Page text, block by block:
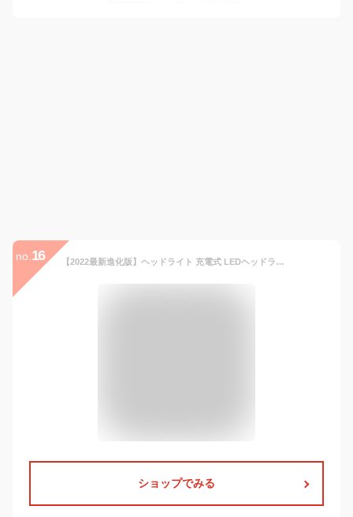
no. 16 【2022最新進化版】ヘッドライト 充電式 LEDヘッドランプ ヘッド ライト センサー機能 高輝度 3モード 明るい ヘッドランプ ledヘッドライト USB充電式 防水 電池残量表示 アウトドア キャンプ 登山 防災 サイクリング ハイキング 小型 軽量 懐中電灯 ライト
ショップでみる